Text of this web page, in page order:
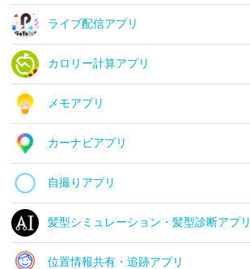
ライブ配信アプリ
カロリー計算アプリ
メモアプリ
カーナビアプリ
自撮りアプリ
髪型シミュレーション・髪型診断アプリ
位置情報共有・追跡アプリ